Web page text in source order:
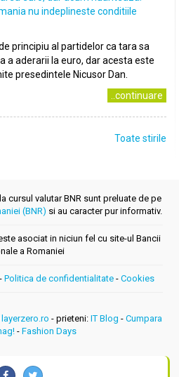
nu indeplineste conditiile
principiu al partidelor ca tara sa
a aderarii la euro, dar acesta este
presedintele Nicusor Dan.
..continuare
Toate stirile
cursul valutar BNR sunt preluate de pe
(BNR) si au caracter pur informativ.
asociat in niciun fel cu site-ul Bancii
a Romaniei
- Politica de confidentialitate - Cookies
layerzero.ro - prieteni: IT Blog - Cumpara
- Fashion Days